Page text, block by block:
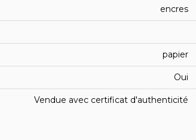
encres
papier
Oui
Vendue avec certificat d'authenticité